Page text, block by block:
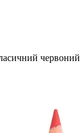
червоний